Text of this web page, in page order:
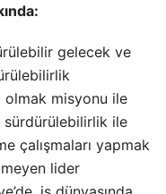
gelecek ve
olmak misyonu ile
ile
çalışmaları yapmak
lider